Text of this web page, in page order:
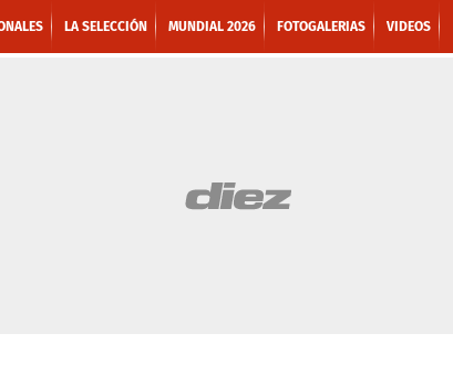
LA SELECCIÓN MUNDIAL 2026 FOTOGALERIAS VIDEOS